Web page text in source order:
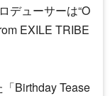
デューサーは“O
EXILE TRIBE
Birthday Tease